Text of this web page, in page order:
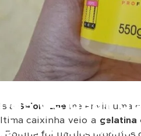
de usar
e macios
a Salon Line me envia uma
caixinha veio a gelatina